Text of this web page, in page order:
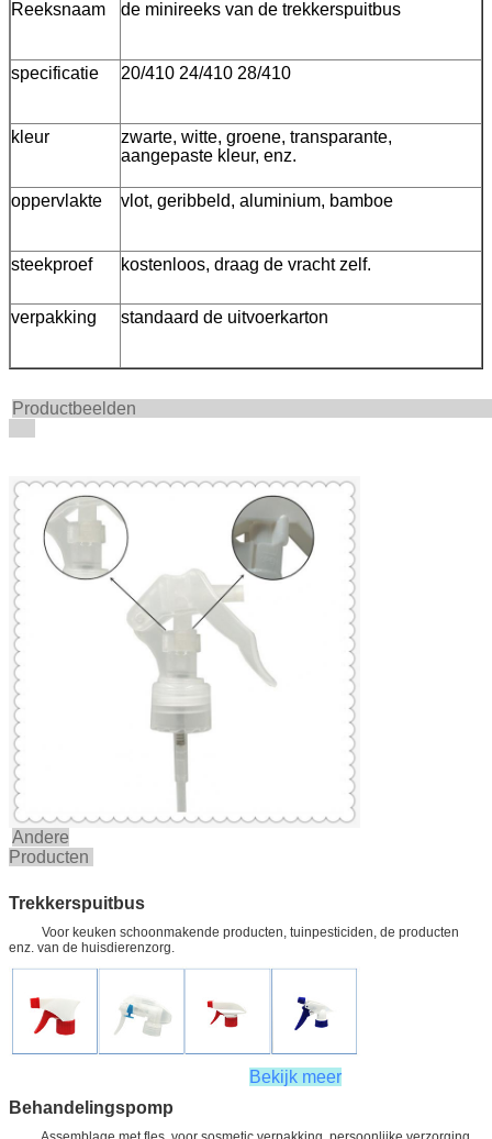
Reeksnaam de minireeks van de trekkerspuitbus
specificatie 20/410 24/410 28/410
kleur
zwarte, witte, groene, transparante,
aangepaste kleur, enz.
oppervlakte vlot, geribbeld, aluminium, bamboe
steekproef kostenloos, draag de vracht zelf.
verpakking standaard de uitvoerkarton
Andere
Producten
Trekkerspuitbus
Voor keuken schoonmakende producten, tuinpesticiden, de producten
enz. van de huisdierenzorg.
Bekijk meer
Behandelingspomp